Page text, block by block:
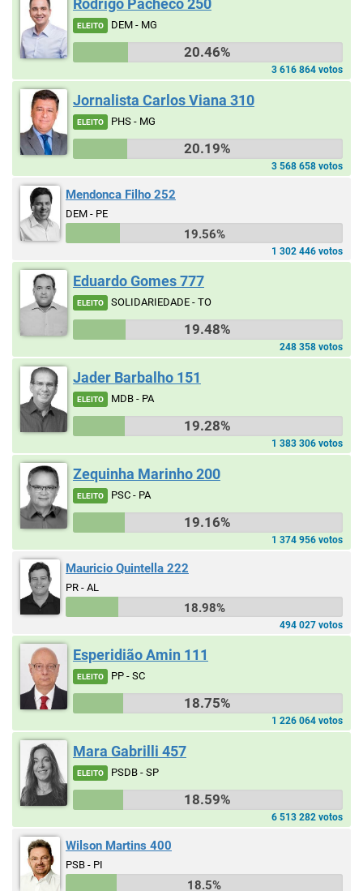
Rodrigo Pacheco 250
ELEITO DEM - MG
20.46%
3 616 864 votos
Jornalista Carlos Viana 310
ELEITO PHS - MG
20.19%
3 568 658 votos
Mendonca Filho 252
DEM - PE
19.56%
1 302 446 votos
Eduardo Gomes 777
ELEITO SOLIDARIEDADE - TO
19.48%
248 358 votos
Jader Barbalho 151
ELEITO MDB - PA
19.28%
1 383 306 votos
Zequinha Marinho 200
ELEITO PSC - PA
19.16%
1 374 956 votos
Mauricio Quintella 222
PR - AL
18.98%
494 027 votos
Esperidião Amin 111
ELEITO PP - SC
18.75%
1 226 064 votos
Mara Gabrilli 457
ELEITO PSDB - SP
18.59%
6 513 282 votos
Wilson Martins 400
PSB - PI
18.5%